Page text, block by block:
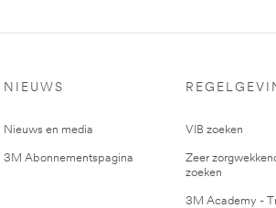
NIEUWS
Nieuws en media
3M Abonnementspagina
VIB zoeken
Zeer
zoeken
3M Academy -